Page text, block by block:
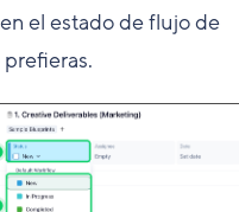
el estado de flujo de